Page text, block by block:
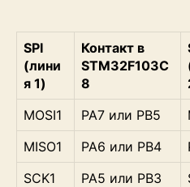
SPI
(лини
я 1)
Контакт в
STM32F103C
8
MOSI1
PA7 или PB5
MISO1
PA6 или PB4
SCK1
PA5 или PB3